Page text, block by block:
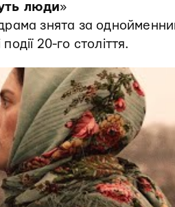
люди»
знята за
20-го століття.